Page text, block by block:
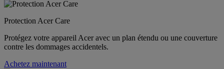
Protection Acer Care
Protégez votre appareil Acer avec un plan étendu ou une couverture
contre les dommages accidentels.
Achetez maintenant